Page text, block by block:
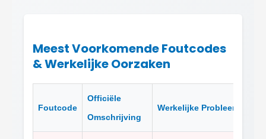
Meest Voorkomende Foutcodes
& Werkelijke Oorzaken
Foutcode
Officiële
Omschrijving
Werkelijke Probleem